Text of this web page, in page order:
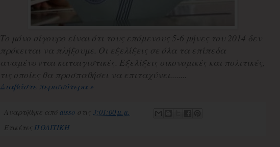
Το μόνο σίγουρο είναι ότι τους επόμενους 5-6 μήνες του 2014 δεν
πρόκειται να πλήξουμε. Οι εξελίξεις σε όλα τα επίπεδα
αναμένονται καταιγιστικές. Εξελίξεις οικονομικές και πολιτικές,
τις οποίες θα προσπαθήσει να επιταχύνει........
Διαβάστε περισσότερα »
Αναρτήθηκε από aisso στις 3:01:00 μ.μ.
Ετικέτες ΠΟΛΙΤΙΚΗ